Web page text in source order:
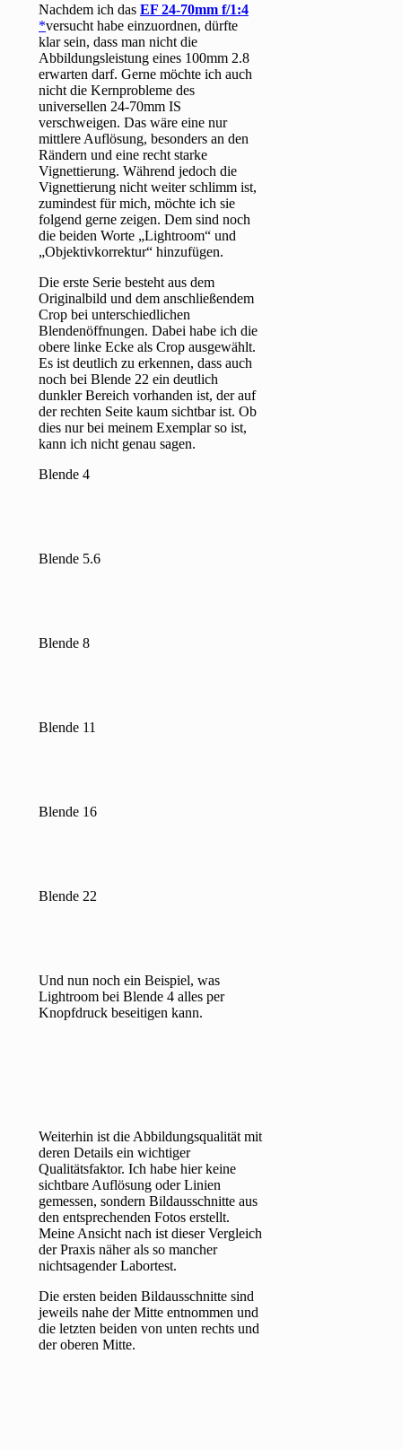
Nachdem ich dasEF 24-70mm f/1:4
versucht habe einzuordnen, dürfte
klar sein, dass man nicht die
Abbildungsleistung eines 100mm 2.8
erwarten darf. Gerne möchte ich auch
nicht die Kernprobleme des
universellen 24-70mm IS
verschweigen. Das wäre eine nur
mittlere Auflösung, besonders an den
Rändern und eine recht starke
Vignettierung. Während jedoch die
Vignettierung nicht weiter schlimm ist,
zumindest für mich, möchte ich sie
folgend gerne zeigen. Dem sind noch
die beiden Worte „Lightroom“ und
„Objektivkorrektur“ hinzufügen.
Die erste Serie besteht aus dem
Originalbild und dem anschließendem
Crop bei unterschiedlichen
Blendenöffnungen. Dabei habe ich die
obere linke Ecke als Crop ausgewählt.
Es ist deutlich zu erkennen, dass auch
noch bei Blende 22 ein deutlich
dunkler Bereich vorhanden ist, der auf
der rechten Seite kaum sichtbar ist. Ob
dies nur bei meinem Exemplar so ist,
kann ich nicht genau sagen.
Blende 4
Blende 5.6
Blende 8
Blende 11
Blende 16
Blende 22
Und nun noch ein Beispiel, was
Lightroom bei Blende 4 alles per
Knopfdruck beseitigen kann.
Weiterhin ist die Abbildungsqualität mit
deren Details ein wichtiger
Qualitätsfaktor. Ich habe hier keine
sichtbare Auflösung oder Linien
gemessen, sondern Bildausschnitte aus
den entsprechenden Fotos erstellt.
Meine Ansicht nach ist dieser Vergleich
der Praxis näher als so mancher
nichtsagender Labortest.
Die ersten beiden Bildausschnitte sind
jeweils nahe der Mitte entnommen und
die letzten beiden von unten rechts und
der oberen Mitte.